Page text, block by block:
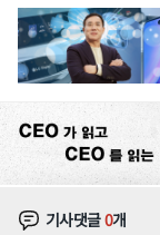
기사댓글0개